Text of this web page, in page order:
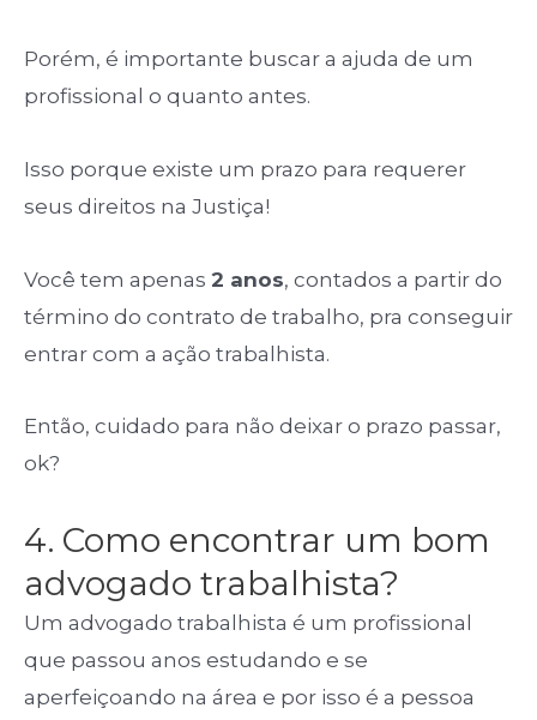
Porém, é importante buscar a ajuda de um
profissional o quanto antes.
Isso porque existe um prazo para requerer
seus direitos na Justiça!
Você tem apenas 2 anos, contados a partir do
término do contrato de trabalho, pra conseguir
entrar com a ação trabalhista.
Então, cuidado para não deixar o prazo passar,
ok?
4. Como encontrar um bom
advogado trabalhista?
Um advogado trabalhista é um profissional
que passou anos estudando e se
aperfeiçoando na área e por isso é a pessoa